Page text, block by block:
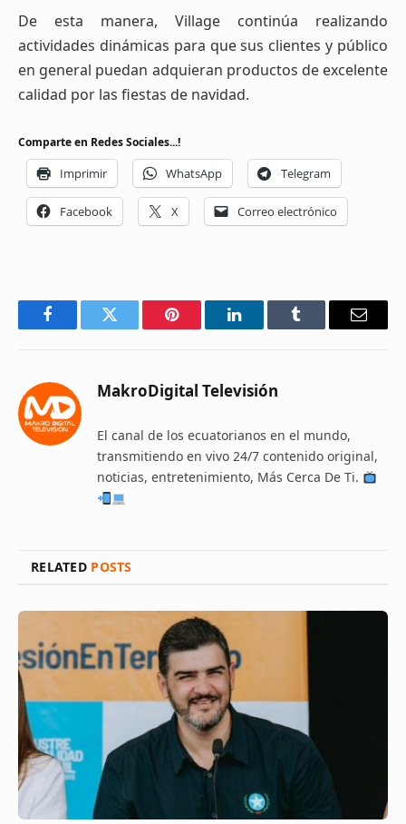
De esta manera, Village continúa realizando
actividades dinámicas para que sus clientes y público
en general puedan adquieran productos de excelente
calidad por las fiestas de navidad.
Comparte en Redes Sociales...!
Imprimir WhatsApp Telegram
Facebook X Correo electrónico
FacebookTwitter Pinterest LinkedInTumblr Email
MakroDigital Televisión
El canal de los ecuatorianos en el mundo,
transmitiendo en vivo 24/7 contenido original,
noticias, entretenimiento, Más Cerca De Ti.
RELATED POSTS